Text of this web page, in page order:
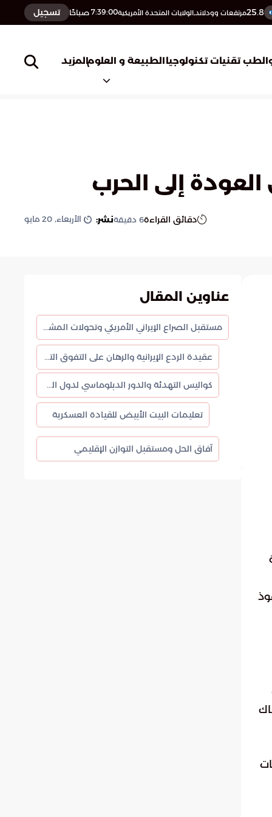
25.8مرتفعات وودلاند,الولايات المتحدة الأمريكية7:39:01 صباحًا تسجيل
تقنيات تكنولوجياالطبيعة و العلومالمزيد
إلى الحرب
دقائق القراءة6 دقيقةنشر: الأربعاء, 20 مايو
عناوين المقال
مستقبل الصراع الإيراني الأمريكي وتحولات المشهد العسكري في المنطقة
عقيدة الردع الإيرانية والرهان على التفوق التقني
كواليس التهدئة والدور الدبلوماسي لدول المنطقة
تعليمات البيت الأبيض للقيادة العسكرية
آفاق الحل ومستقبل التوازن الإقليمي